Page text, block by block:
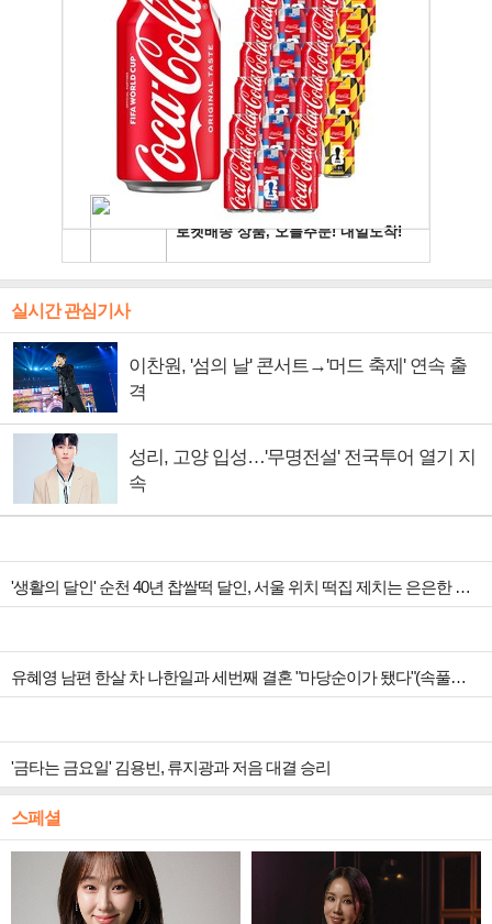
실시간 관심기사
이찬원, '섬의 날' 콘서트→'머드 축제' 연속 출
격
성리, 고양 입성…'무명전설' 전국투어 열기 지
속
'생활의 달인' 순천 40년 찹쌀떡 달인, 서울 위치 떡집 제치는 은은한 찹쌀 향
유혜영 남편 한살 차 나한일과 세번째 결혼 "마당순이가 됐다"(속풀이쇼동치미)
'금타는 금요일' 김용빈, 류지광과 저음 대결 승리
스페셜